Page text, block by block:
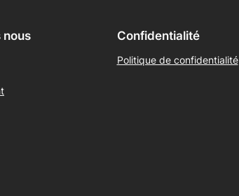
nous Confidentialité
Politique de confidentialité